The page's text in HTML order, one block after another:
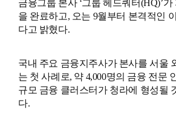
금융그룹 본사 ‘그룹 헤드쿼터(HQ)’가
을 완료하고, 오는 9월부터 본격적인
다고 밝혔다.
국내 주요 금융지주사가 본사를 서울
는 첫 사례로, 약 4,000명의 금융 전문
규모 금융 클러스터가 청라에 형성될
다.